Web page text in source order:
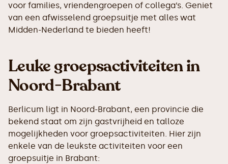
voor families, vriendengroepen of collega’s. Geniet
van een afwisselend groepsuitje met alles wat
Midden-Nederland te bieden heeft!
Leuke groepsactiviteiten in
Noord-Brabant
Berlicum ligt in Noord-Brabant, een provincie die
bekend staat om zijn gastvrijheid en talloze
mogelijkheden voor groepsactiviteiten. Hier zijn
enkele van de leukste activiteiten voor een
groepsuitje in Brabant: